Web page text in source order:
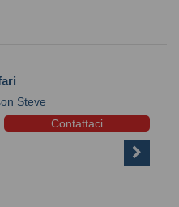
Steve
Contattaci